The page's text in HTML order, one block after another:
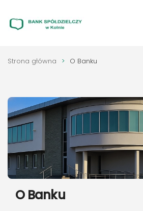
Przejdź do głównej treści
Strona główna O Banku
O Banku